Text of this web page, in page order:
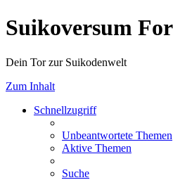
Suikoversum
Dein Tor zur Suikodenwelt
Zum Inhalt
Schnellzugriff
Unbeantwortete Themen
Aktive Themen
Suche